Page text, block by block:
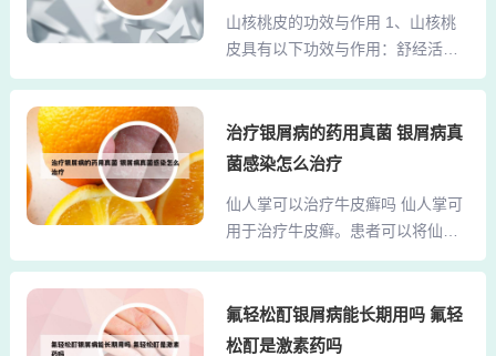
匀。用此水每天洗头 1次，能去头
屑止痒，对避免掉发也...
适用于轻中度炎症的辅助治疗。2、
茶树精油的功效与作用如下：抗菌
消炎茶树精油含特洛品等活性成
活性。其抗菌谱覆盖皮肤感染（如
脓疱、疖肿）、口腔问题（如牙龈
炎）。通过破坏微生物细胞膜结构
实现杀菌，尤其对耐药性金黄...
山核桃皮的功效与作用 1、山核桃
皮具有以下功效与作用：舒经活
络：山核桃皮能够舒筋活络，有助
神：其含有的特定成分，如胡鞣质
和挥发油等，具有泻火安神的功
缓解作用。乌发养颜：山核桃皮还
能促进头发的健康，对于白发、脱
发等问题有一定的改善效果，同时
与作用主要包括以下几点：舒经活
络、软化血管：晒干后的核桃皮，
治疗银屑病的药用真菌 银屑病真
菌感染怎么治疗
仙人掌可以治疗牛皮癣吗 仙人掌可
用于治疗牛皮癣。患者可以将仙人
掌去刺，切成小块，微火焙黄，研
以温水清洗患处，再涂以药膏。每
日上、下午各1次。妙用仙人掌治疗
氟轻松酊银屑病能长期用吗 氟轻
松酊是激素药吗